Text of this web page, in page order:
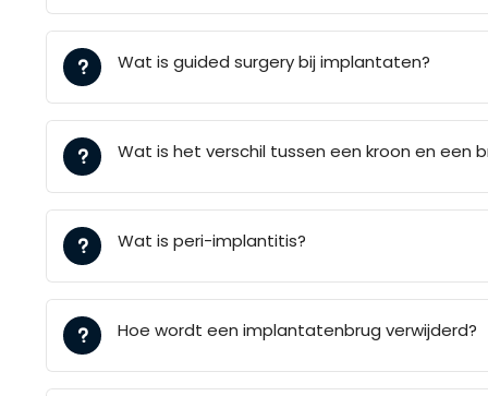
Wat is guided surgery bij implantaten?
Wat is het verschil tussen een kroon en een
Wat is peri-implantitis?
Hoe wordt een implantatenbrug verwijderd?